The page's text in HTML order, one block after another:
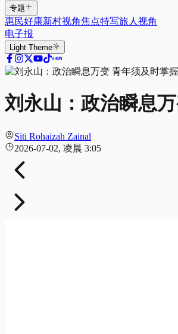
专题
惠民好康新村视角焦点特写旅人视角
电子报
Light Theme
刘永山：政治瞬息
Siti Rohaizah Zainal
2026-07-02, 凌晨 3:05